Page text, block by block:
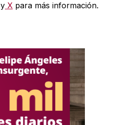
y X para más información.